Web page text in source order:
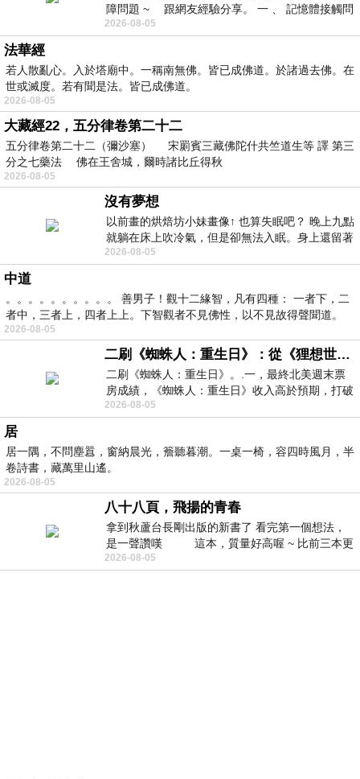
障問題 ~ 跟網友經驗分享。 一 、 記憶體接觸問
題 : 記憶體即
2026-08-05
法華經
若人散亂心。入於塔廟中。一稱南無佛。皆已成佛道。於諸過去佛。在
世或滅度。若有聞是法。皆已成佛道。
2026-08-05
大藏經22，五分律卷第二十二
五分律卷第二十二（彌沙塞） 宋罽賓三藏佛陀什共竺道生等 譯 第三
分之七藥法 佛在王舍城，爾時諸比丘得秋
2026-08-05
沒有夢想
以前畫的烘焙坊小妹畫像↑ 也算失眠吧？ 晚上九點
就躺在床上吹冷氣，但是卻無法入眠。身上還留著
四點多跑的六公里的疲
2026-08-05
中道
。。。。。。。。。。 善男子！觀十二緣智，凡有四種： 一者下，二
者中，三者上，四者上上。下智觀者不見佛性，以不見故得聲聞道。
2026-08-05
二刷《蜘蛛人：重生日》：從《狸想世界》到《怪奇物語》
二刷《蜘蛛人：重生日》。.一，最終北美週末票
房成績，《蜘蛛人：重生日》收入高於預期，打破
《復仇者聯盟：終局之戰》記錄，成為
2026-08-05
居
居一隅，不問塵囂，窗納晨光，簷聽暮潮。一桌一椅，容四時風月，半
卷詩書，藏萬里山遙。
2026-08-05
八十八頁，飛揚的青春
拿到秋蘆台長剛出版的新書了 看完第一個想法，
是一聲讚嘆 這本，質量好高喔 ~ 比前三本更
勝一
2026-08-05